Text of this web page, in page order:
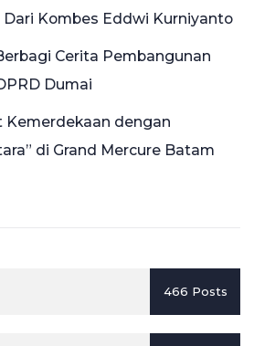
Dari Kombes Eddwi Kurniyanto
Cerita Pembangunan
Dumai
Kemerdekaan dengan
di Grand Mercure Batam
466 Posts